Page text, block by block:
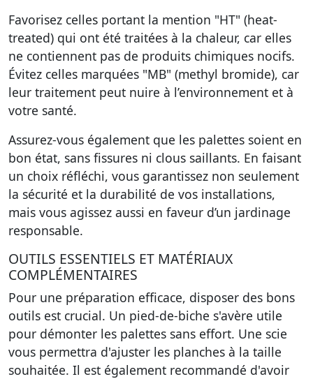
Favorisez celles portant la mention "HT" (heat-
treated) qui ont été traitées à la chaleur, car elles
ne contiennent pas de produits chimiques nocifs.
Évitez celles marquées "MB" (methyl bromide), car
leur traitement peut nuire à l’environnement et à
votre santé.
Assurez-vous également que les palettes soient en
bon état, sans fissures ni clous saillants. En faisant
un choix réfléchi, vous garantissez non seulement
la sécurité et la durabilité de vos installations,
mais vous agissez aussi en faveur d’un jardinage
responsable.
OUTILS ESSENTIELS ET MATÉRIAUX
COMPLÉMENTAIRES
Pour une préparation efficace, disposer des bons
outils est crucial. Un pied-de-biche s'avère utile
pour démonter les palettes sans effort. Une scie
vous permettra d'ajuster les planches à la taille
souhaitée. Il est également recommandé d'avoir